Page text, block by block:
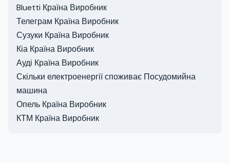
Bluetti Країна Виробник
Телеграм Країна Виробник
Сузуки Країна Виробник
Кіа Країна Виробник
Ауді Країна Виробник
Скільки електроенергії споживає Посудомийна
машина
Опель Країна Виробник
КТМ Країна Виробник